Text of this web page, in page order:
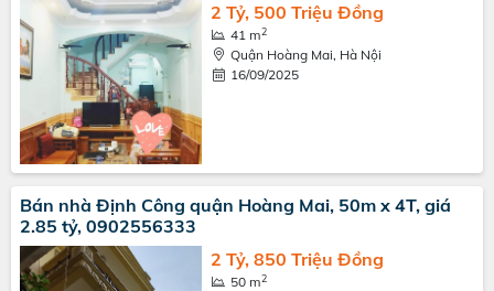
2 Tỷ, 500 Triệu Đồng
41 m2
Quận Hoàng Mai, Hà Nội
16/09/2025
Bán nhà Định Công quận Hoàng Mai, 50m x 4T, giá
2.85 tỷ, 0902556333
2 Tỷ, 850 Triệu Đồng
50 m2